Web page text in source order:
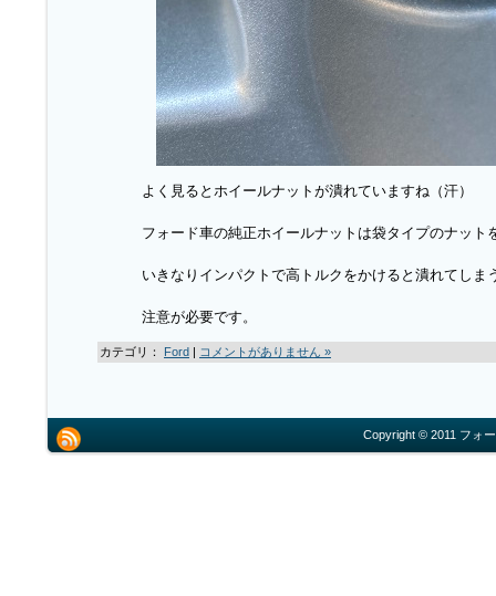
よく見るとホイールナットが潰れていますね（汗）
フォード車の純正ホイールナットは袋タイプのナット
いきなりインパクトで高トルクをかけると潰れてしま
注意が必要です。
カテゴリ： Ford | コメントがありません »
Copyright © 2011 フォ